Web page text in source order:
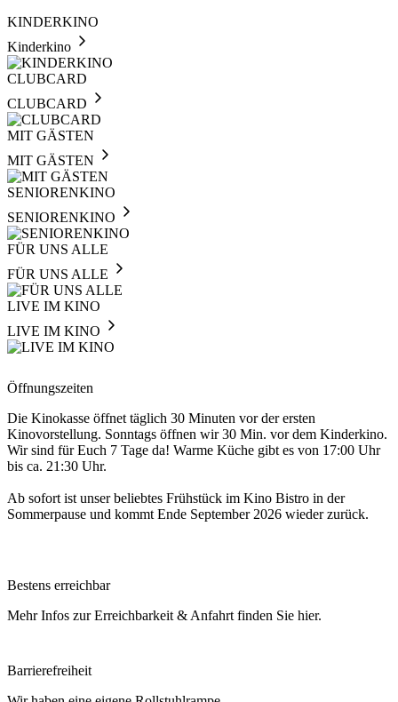
KINDERKINO
Kinderkino
CLUBCARD
CLUBCARD
MIT GÄSTEN
MIT GÄSTEN
SENIORENKINO
SENIORENKINO
FÜR UNS ALLE
FÜR UNS ALLE
LIVE IM KINO
LIVE IM KINO
Öffnungszeiten
Die Kinokasse öffnet täglich 30 Minuten vor der ersten
Kinovorstellung. Sonntags öffnen wir 30 Min. vor dem Kinderkino.
Wir sind für Euch 7 Tage da! Warme Küche gibt es von 17:00 Uhr
bis ca. 21:30 Uhr.
Ab sofort ist unser beliebtes Frühstück im Kino Bistro in der
Sommerpause und kommt Ende September 2026 wieder zurück.
Bestens erreichbar
Mehr Infos zur Erreichbarkeit & Anfahrt finden Sie hier.
Barrierefreiheit